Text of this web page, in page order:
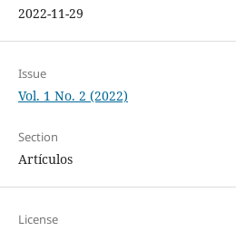
2022-11-29
Issue
Vol. 1 No. 2 (2022)
Section
Artículos
License